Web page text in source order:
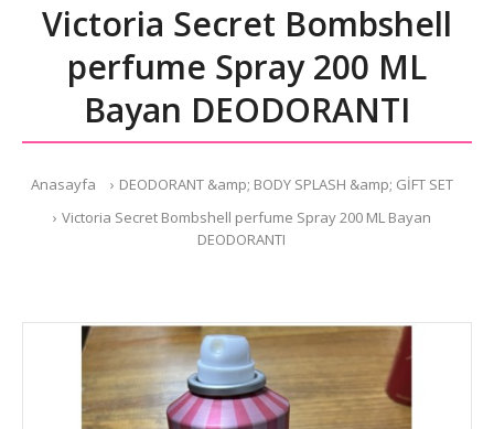
Victoria Secret Bombshell
perfume Spray 200 ML
Bayan DEODORANTI
Anasayfa
DEODORANT &amp; BODY SPLASH &amp; GİFT SET
Victoria Secret Bombshell perfume Spray 200 ML Bayan
DEODORANTI